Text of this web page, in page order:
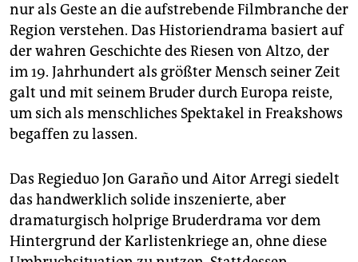
nur als Geste an die aufstrebende Filmbranche der
Region verstehen. Das Historiendrama basiert auf
der wahren Geschichte des Riesen von Altzo, der
im 19. Jahrhundert als größter Mensch seiner Zeit
galt und mit seinem Bruder durch Europa reiste,
um sich als menschliches Spektakel in Freakshows
begaffen zu lassen.
Das Regieduo Jon Garaño und Aitor Arregi siedelt
das handwerklich solide inszenierte, aber
dramaturgisch holprige Bruderdrama vor dem
Hintergrund der Karlistenkriege an, ohne diese